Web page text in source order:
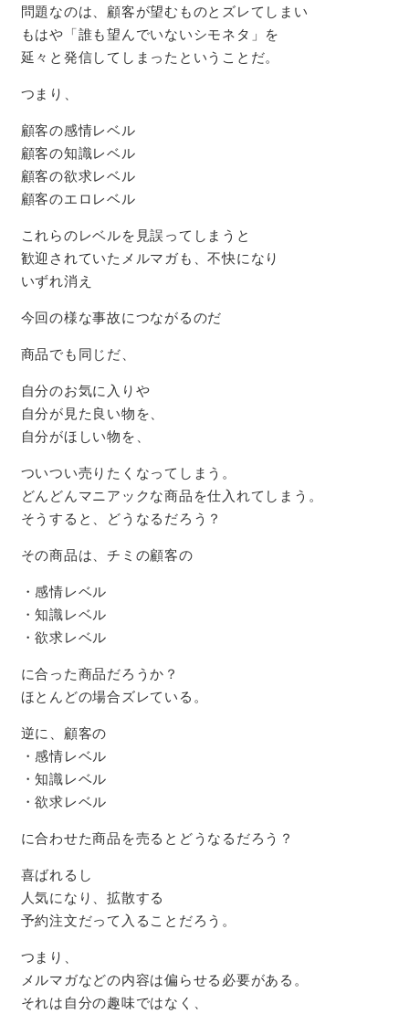
問題なのは、顧客が望むものとズレてしまい
もはや「誰も望んでいないシモネタ」を
延々と発信してしまったということだ。
つまり、
顧客の感情レベル
顧客の知識レベル
顧客の欲求レベル
顧客のエロレベル
これらのレベルを見誤ってしまうと
歓迎されていたメルマガも、不快になり
いずれ消え
今回の様な事故につながるのだ
商品でも同じだ、
自分のお気に入りや
自分が見た良い物を、
自分がほしい物を、
ついつい売りたくなってしまう。
どんどんマニアックな商品を仕入れてしまう。
そうすると、どうなるだろう？
その商品は、チミの顧客の
・感情レベル
・知識レベル
・欲求レベル
に合った商品だろうか？
ほとんどの場合ズレている。
逆に、顧客の
・感情レベル
・知識レベル
・欲求レベル
に合わせた商品を売るとどうなるだろう？
喜ばれるし
人気になり、拡散する
予約注文だって入ることだろう。
つまり、
メルマガなどの内容は偏らせる必要がある。
それは自分の趣味ではなく、